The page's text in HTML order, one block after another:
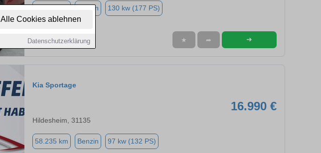
Alle Cookies ablehnen
Datenschutzerklärung
Benzin 130 kw (177 PS)
★ ➦ ➜
Kia Sportage
16.990 €
Hildesheim, 31135
58.235 km Benzin 97 kw (132 PS)